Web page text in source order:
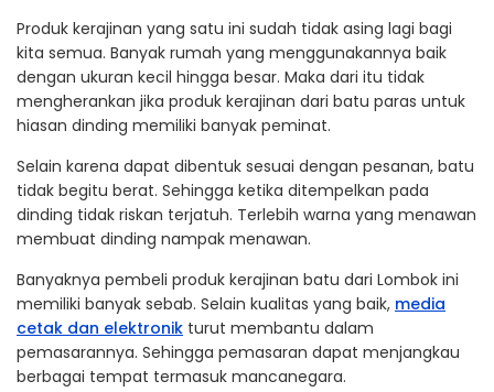
Produk kerajinan yang satu ini sudah tidak asing lagi bagi
kita semua. Banyak rumah yang menggunakannya baik
dengan ukuran kecil hingga besar. Maka dari itu tidak
mengherankan jika produk kerajinan dari batu paras untuk
hiasan dinding memiliki banyak peminat.
Selain karena dapat dibentuk sesuai dengan pesanan, batu
tidak begitu berat. Sehingga ketika ditempelkan pada
dinding tidak riskan terjatuh. Terlebih warna yang menawan
membuat dinding nampak menawan.
Banyaknya pembeli produk kerajinan batu dari Lombok ini
memiliki banyak sebab. Selain kualitas yang baik, media
cetak dan elektronik turut membantu dalam
pemasarannya. Sehingga pemasaran dapat menjangkau
berbagai tempat termasuk mancanegara.